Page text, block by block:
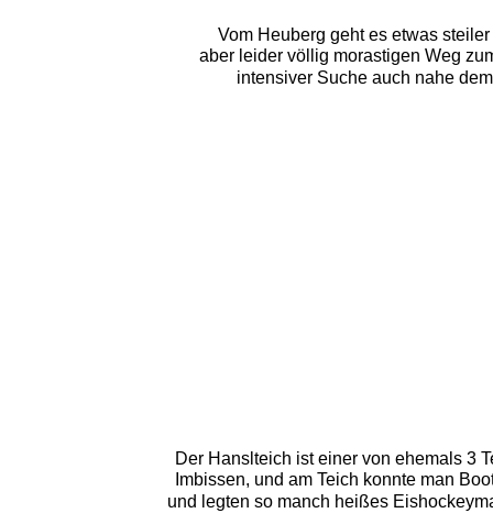
Der Hanslteich ist einer von ehemals 3
Imbissen, und am Teich konnte man
und legten so manch heißes
Vom Heuberg geht es etwas
aber leider völlig morastigen Weg
intensiver Suche auch nahe